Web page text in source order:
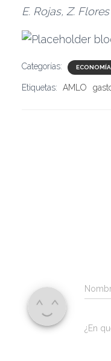
E. Rojas, Z.
Categorías: ECONOMÍA
Etiquetas: AMLO
¿En